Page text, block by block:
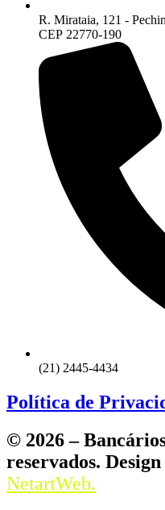
R. Mirataia, 121 -
CEP 22770-190
(21) 2445-4434
Política de
© 2026 –
reservados.
NetartWeb.